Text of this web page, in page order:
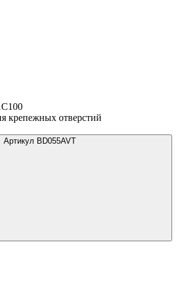
крепежных отверстий
Артикул BD055AVT